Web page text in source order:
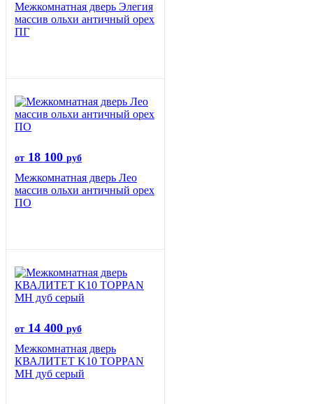
Межкомнатная дверь Элегия
массив ольхи античный орех
ПГ
от 18 100 руб
Межкомнатная дверь Лео
массив ольхи античный орех
ПО
от 14 400 руб
Межкомнатная дверь
КВАЛИТЕТ K10 TOPPAN
MH дуб серый